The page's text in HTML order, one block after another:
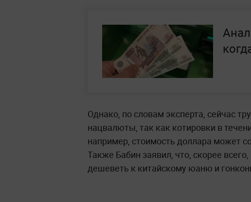
Однако, по словам эксперта, сейчас
нацвалюты, так как котировки в
например, стоимость доллара может
Также Бабин заявил, что, скорее
дешеветь к китайскому юаню и